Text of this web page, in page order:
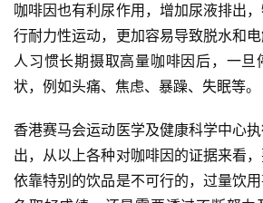
比
观
察
装
咖啡因也有利尿作用，增加尿液排出
行耐力性运动，更加容易导致脱水和
人习惯长期摄取高量咖啡因后，一旦
状，例如头痛、焦虑、暴躁、失眠等。
香港赛马会运动医学及健康科学中心
出，从以上各种对咖啡因的证据来看
依靠特别的饮品是不可行的，过量饮